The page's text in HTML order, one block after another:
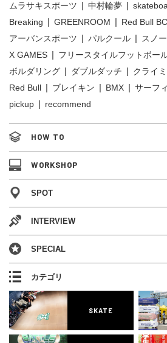
ムラサキスポーツ
中村輪夢
Breaking
GREENROOM
Red Bull
アーバンスポーツ
パルクール スノ
X GAMES
フリースタイルフットボー
ボルダリング
ダブルダッチ クライ
Red Bull
ブレイキン BMX サーフ
pickup
recommend
HOW TO
WORKSHOP
SPOT
INTERVIEW
SPECIAL
カテゴリ
SKATE